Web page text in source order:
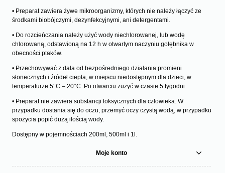
• Preparat zawiera żywe mikroorganizmy, których nie należy łączyć ze
środkami biobójczymi, dezynfekcyjnymi, ani detergentami.
• Do rozcieńczania należy użyć wody niechlorowanej, lub wodę
chlorowaną, odstawioną na 12 h w otwartym naczyniu gołębnika w
obecności ptaków.
• Przechowywać z dala od bezpośredniego działania promieni
słonecznych i źródeł ciepła, w miejscu niedostępnym dla dzieci, w
temperaturze 5°C – 20°C. Po otwarciu zużyć w czasie 5 tygodni.
• Preparat nie zawiera substancji toksycznych dla człowieka. W
przypadku dostania się do oczu, przemyć oczy czystą wodą, w przypadku
spożycia popić dużą ilością wody.
Dostępny w pojemnościach 200ml, 500ml i 1l.
Moje konto